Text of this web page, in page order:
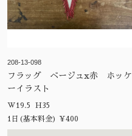
208-13-098
フラッグ ベージュx赤 ホッケ
ーイラスト
W19.5 H35
1日(基本料金) ¥400